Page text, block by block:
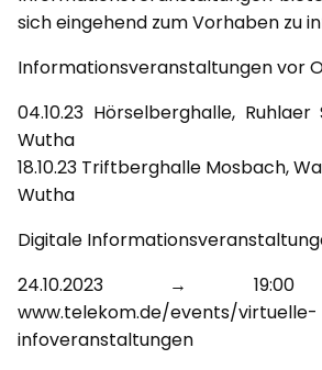
sich eingehend zum Vorhaben zu
Informationsveranstaltungen vor
04.10.23 Hörselberghalle,
Wutha
18.10.23 Triftberghalle Mosbach,
Wutha
Digitale
24.10.2023 →
www.telekom.de/events/virtuelle-
infoveranstaltungen